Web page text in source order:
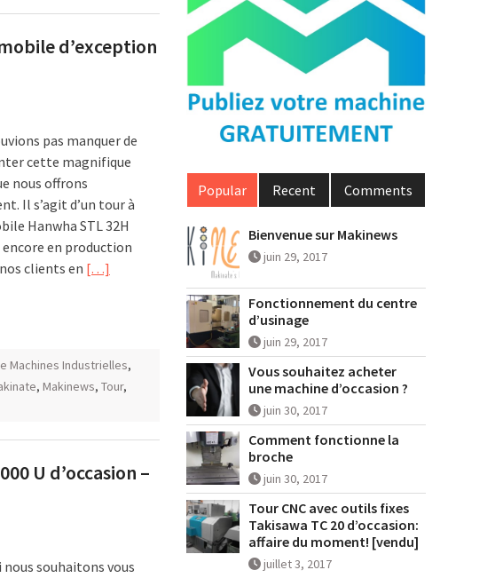
d’exception
pas manquer de
cette magnifique
nous offrons
Il s’agit d’un tour à
Hanwha STL 32H
encore en production
clients en […]
Machines Industrielles,
, Makinews, Tour,
U d’occasion –
nous souhaitons vous
Popular Recent Comments
Bienvenue sur Makinews
juin 29, 2017
Fonctionnement du centre
d’usinage
juin 29, 2017
Vous souhaitez acheter
une machine d’occasion ?
juin 30, 2017
Comment fonctionne la
broche
juin 30, 2017
Tour CNC avec outils fixes
Takisawa TC 20 d’occasion:
affaire du moment! [vendu]
juillet 3, 2017